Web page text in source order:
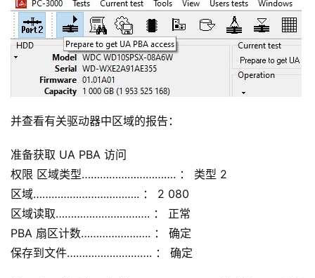
并查看有关驱动器中区域的报告：
准备获取 UA PBA 访问
权限 区域类型…………………………. ： 类型 2
区域…………………………….. ： 2 080
区域读取…………………………. ： 正常
PBA 扇区计数………………….. ： 确定
保存到文件………………………. ： 确定